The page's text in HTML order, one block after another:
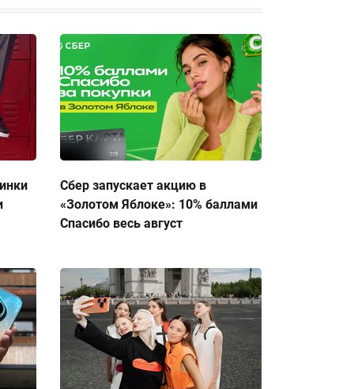
Сбер запускает акцию в
«Золотом Яблоке»: 10% баллами
Спасибо весь август